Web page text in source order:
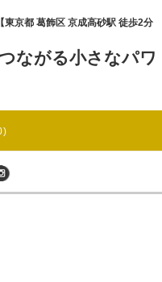
京都 葛飾区 京成高砂駅 徒歩2分
ながる小さなパワ